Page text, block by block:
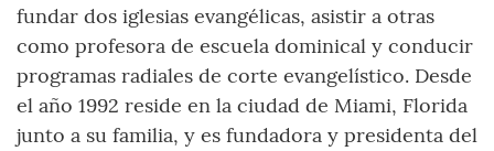
fundar dos iglesias evangélicas, asistir a otras
como profesora de escuela dominical y conducir
programas radiales de corte evangelístico. Desde
el año 1992 reside en la ciudad de Miami, Florida
junto a su familia, y es fundadora y presidenta del